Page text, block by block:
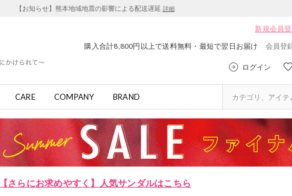
【お知らせ】熊本地域地震の影響による配送遅延 詳細
新規会員
購入合計8,800円以上で送料無料・最短で翌日お届け
会員登
ログイン
CARE COMPANY BRAND
【さらにお求めやすく】人気サンダルはこちら